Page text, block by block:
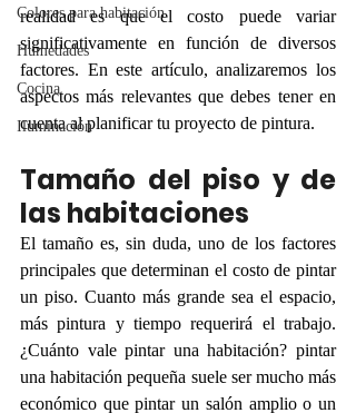
Colores para habitación
Humedades
Cocina
Iluminación
realidad es que el costo puede variar
significativamente en función de diversos
factores. En este artículo, analizaremos los
aspectos más relevantes que debes tener en
cuenta al planificar tu proyecto de pintura.
Tamaño del piso y de
las habitaciones
El tamaño es, sin duda, uno de los factores
principales que determinan el costo de pintar
un piso. Cuanto más grande sea el espacio,
más pintura y tiempo requerirá el trabajo.
¿Cuánto vale pintar una habitación? pintar
una habitación pequeña suele ser mucho más
económico que pintar un salón amplio o un